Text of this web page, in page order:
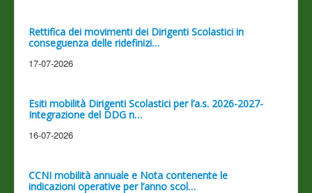
Rettifica dei movimenti dei Dirigenti Scolastici in
conseguenza delle ridefinizi…
17-07-2026
Esiti mobilità Dirigenti Scolastici per l’a.s. 2026-2027-
Integrazione del DDG n…
16-07-2026
CCNI mobilità annuale e Nota contenente le
indicazioni operative per l’anno scol…